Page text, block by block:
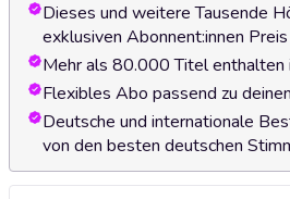
Dieses und weitere Tausende
exklusiven Abonnent:innen Preis
Mehr als 80.000 Titel enthalten
Flexibles Abo passend zu
Deutsche und internationale
von den besten deutschen